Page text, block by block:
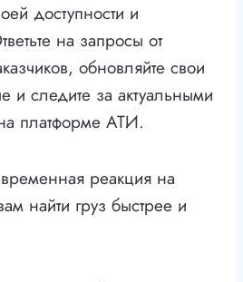
доступности и
на запросы от
обновляйте свои
и следите за актуальными
платформе АТИ.
реакция на
найти груз быстрее и